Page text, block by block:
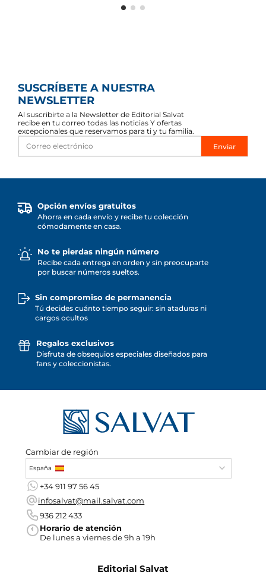
SUSCRÍBETE A NUESTRA
NEWSLETTER
Al suscribirte a la Newsletter de Editorial Salvat
recibe en tu correo todas las noticias Y ofertas
excepcionales que reservamos para ti y tu familia.
Enviar
Opción envíos gratuitos
Ahorra en cada envío y recibe tu colección
cómodamente en casa.
No te pierdas ningún número
Recibe cada entrega en orden y sin preocuparte
por buscar números sueltos.
Sin compromiso de permanencia
Tú decides cuánto tiempo seguir: sin ataduras ni
cargos ocultos
Regalos exclusivos
Disfruta de obsequios especiales diseñados para
fans y coleccionistas.
Cambiar de región
España
+34 911 97 56 45
infosalvat@mail.salvat.com
936 212 433
Horario de atención
De lunes a viernes de 9h a 19h
Editorial Salvat